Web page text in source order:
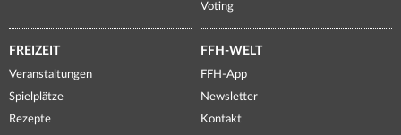
Voting
FREIZEIT
Veranstaltungen
Spielplätze
Rezepte
FFH-WELT
FFH-App
Newsletter
Kontakt